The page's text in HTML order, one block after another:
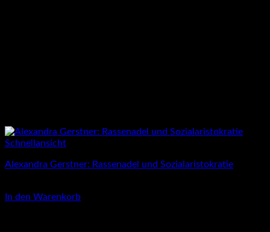
Schnellansicht
Alexandra Gerstner: Rassenadel und Sozialaristokratie
In den Warenkorb